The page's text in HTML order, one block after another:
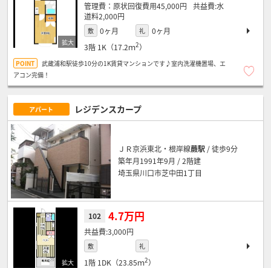
原状回復費用45,000円
水
道料2,000円
敷 0ヶ月 礼
0ヶ月
3階 1K（17.2ｍ2）
武蔵浦和駅徒歩10分の1K賃貸マンションです♪室内洗濯機置場、エ
アコン完備！
アパート レジデンスカープ
ＪＲ京浜東北・根岸線蕨駅 / 徒歩9分
築年月1991年9月 / 2階建
埼玉県川口市芝中田1丁目
102 4.7万円
3,000円
敷 礼
1階 1DK（23.85ｍ2）